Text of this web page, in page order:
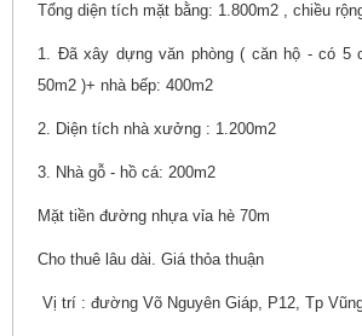
Tổng diện tích mặt bằng: 1.800m2 , chiều
1. Đã xây dựng văn phòng ( căn hộ - có 5
50m2 )+ nhà bếp: 400m2
2. Diện tích nhà xưởng : 1.200m2
3. Nhà gỗ - hồ cá: 200m2
Mặt tiền đường nhựa vỉa hè 70m
Cho thuê lâu dài. Giá thỏa thuận
Vị trí : đường Võ Nguyên Giáp, P12, Tp